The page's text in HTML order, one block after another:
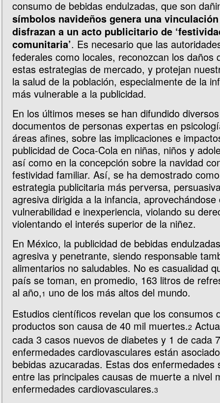
consumo de bebidas endulzadas, que son
símbolos navideños genera una
disfrazan a un acto publicitario de
comunitaria’. Es necesario que las
federales como locales, reconozcan los daños
estas estrategias de mercado, y protejan
la salud de la población, especialmente de la
más vulnerable a la publicidad.
En los últimos meses se han difundido
documentos de personas expertas en
áreas afines, sobre las implicaciones e
publicidad de Coca-Cola en niñas, niños y
así como en la concepción sobre la navidad
festividad familiar. Así, se ha demostrado
estrategia publicitaria más perversa,
agresiva dirigida a la infancia, aprovechándose
vulnerabilidad e inexperiencia, violando su
violentando el interés superior de la niñez.
En México, la publicidad de bebidas
agresiva y penetrante, siendo responsable
alimentarios no saludables. No es casualidad
país se toman, en promedio, 163 litros de
al año,1 uno de los más altos del mundo.
Estudios científicos revelan que los consumos
productos son causa de 40 mil muertes.2
cada 3 casos nuevos de diabetes y 1 de cada
enfermedades cardiovasculares están
bebidas azucaradas. Estas dos enfermedades
entre las principales causas de muerte a nivel
enfermedades cardiovasculares.3